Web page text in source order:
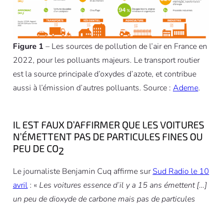
Figure 1 – Les sources de pollution de l’air en France en
2022, pour les polluants majeurs. Le transport routier
est la source principale d’oxydes d’azote, et contribue
aussi à l’émission d’autres polluants. Source : Ademe.
IL EST FAUX D’AFFIRMER QUE LES VOITURES
N’ÉMETTENT PAS DE PARTICULES FINES OU
PEU DE CO2
Le journaliste Benjamin Cuq affirme surSud Radio le 10
avril: « Les voitures essence d’il y a 15 ans émettent […]
un peu de dioxyde de carbone mais pas de particules